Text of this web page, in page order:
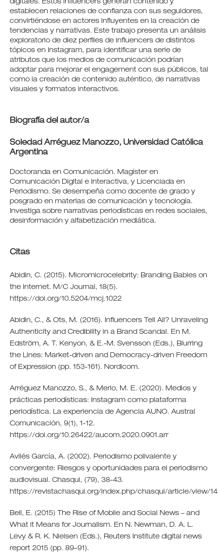
digitales. Estos influencers generan contenido y
establecen relaciones de confianza con sus seguidores,
convirtiéndose en actores influyentes en la creación de
tendencias y narrativas. Este trabajo presenta un análisis
exploratorio de diez perfiles de influencers de distintos
tópicos en Instagram, para identificar una serie de
atributos que los medios de comunicación podrían
adoptar para mejorar el engagement con sus públicos, tal
como la creación de contenido auténtico, de narrativas
visuales y formatos interactivos.
Biografía del autor/a
Soledad Arréguez Manozzo, Universidad Católica
Argentina
Doctoranda en Comunicación. Magíster en
Comunicación Digital e Interactiva, y Licenciada en
Periodismo. Se desempeña como docente de grado y
posgrado en materias de comunicación y tecnología.
Investiga sobre narrativas periodísticas en redes sociales,
desinformación y alfabetización mediática.
Citas
Abidin, C. (2015). Micromicrocelebrity: Branding Babies on
the Internet. M/C Journal, 18(5).
https://doi.org/10.5204/mcj.1022
Abidin, C., & Ots, M. (2016). Influencers Tell All? Unraveling
Authenticity and Credibility in a Brand Scandal. En M.
Edström, A. T. Kenyon, & E.-M. Svensson (Eds.), Blurring
the Lines: Market-driven and Democracy-driven Freedom
of Expression (pp. 153-161). Nordicom.
Arréguez Manozzo, S., & Merlo, M. E. (2020). Medios y
prácticas periodísticas: Instagram como plataforma
periodística. La experiencia de Agencia AUNO. Austral
Comunicación, 9(1), 1-12.
https://doi.org/10.26422/aucom.2020.0901.arr
Avilés García, A. (2002). Periodismo polivalente y
convergente: Riesgos y oportunidades para el periodismo
audiovisual. Chasqui, (79), 38-43.
https://revistachasqui.org/index.php/chasqui/article/view/
Bell, E. (2015) The Rise of Mobile and Social News – and
What it Means for Journalism. En N. Newman, D. A. L.
Levy & R. K. Nielsen (Eds.), Reuters Institute digital news
report 2015 (pp. 89–91).